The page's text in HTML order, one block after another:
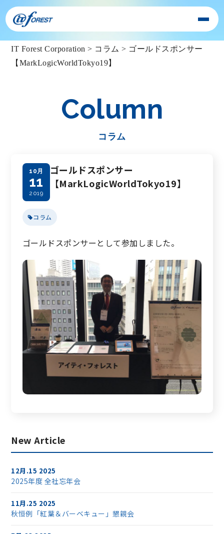
IT Forest Corporation > コラム > ゴールドスポンサー
【MarkLogicWorldTokyo19】
Column
コラム
10月
11
2019
ゴールドスポンサー
【MarkLogicWorldTokyo19】
コラム
ゴールドスポンサーとして参加しました。
New Article
12月.15 2025
2025年度 全社忘年会
11月.25 2025
秋恒例「紅葉＆バーベキュー」懇親会